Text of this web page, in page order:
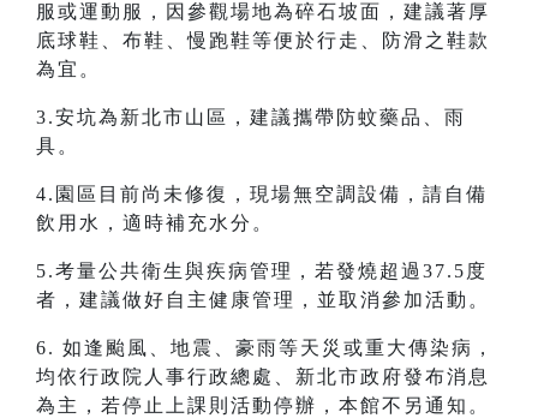
服或運動服，因參觀場地為碎石坡面，建議著厚
底球鞋、布鞋、慢跑鞋等便於行走、防滑之鞋款
為宜。
3.安坑為新北市山區，建議攜帶防蚊藥品、雨
具。
4.園區目前尚未修復，現場無空調設備，請自備
飲用水，適時補充水分。
5.考量公共衛生與疾病管理，若發燒超過37.5度
者，建議做好自主健康管理，並取消參加活動。
6. 如逢颱風、地震、豪雨等天災或重大傳染病，
均依行政院人事行政總處、新北市政府發布消息
為主，若停止上課則活動停辦，本館不另通知。